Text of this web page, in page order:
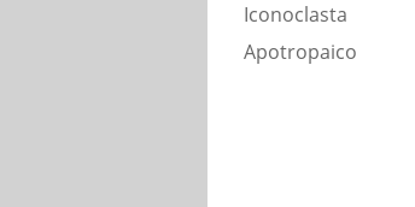
Iconoclasta
Apotropaico